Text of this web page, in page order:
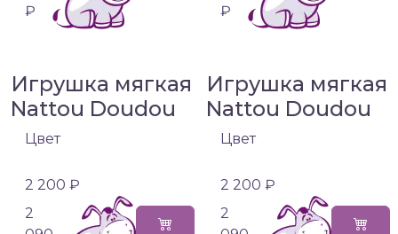
₽
₽
Игрушка мягкая
Nattou Doudou
Цвет
2 200 ₽
2
Игрушка мягкая
Nattou Doudou
Цвет
2 200 ₽
2